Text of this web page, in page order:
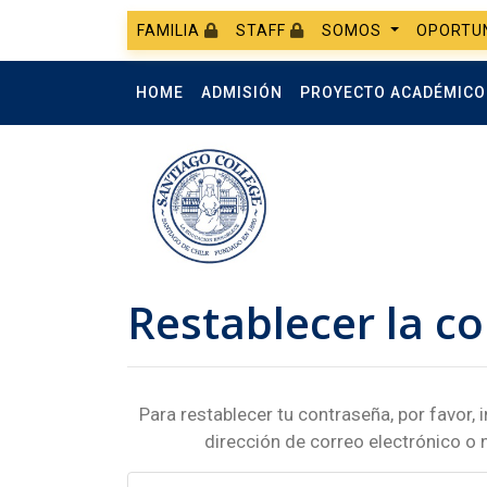
FAMILIA STAFF SOMOS
HOME ADMISIÓN PROYECTO
Restablecer la
Para restablecer tu contraseña, por
dirección de correo electrónico o